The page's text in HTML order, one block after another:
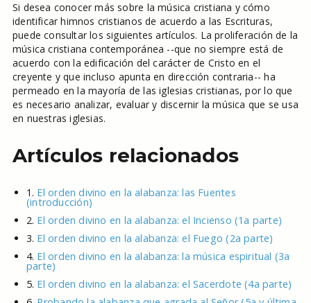
Si desea conocer más sobre la música cristiana y cómo
identificar himnos cristianos de acuerdo a las Escrituras,
puede consultar los siguientes artículos. La proliferación de la
música cristiana contemporánea --que no siempre está de
acuerdo con la edificación del carácter de Cristo en el
creyente y que incluso apunta en dirección contraria-- ha
permeado en la mayoría de las iglesias cristianas, por lo que
es necesario analizar, evaluar y discernir la música que se usa
en nuestras iglesias.
Artículos relacionados
1. El orden divino en la alabanza: las Fuentes
(introducción)
2. El orden divino en la alabanza: el Incienso (1a parte)
3. El orden divino en la alabanza: el Fuego (2a parte)
4. El orden divino en la alabanza: la música espiritual (3a
parte)
5. El orden divino en la alabanza: el Sacerdote (4a parte)